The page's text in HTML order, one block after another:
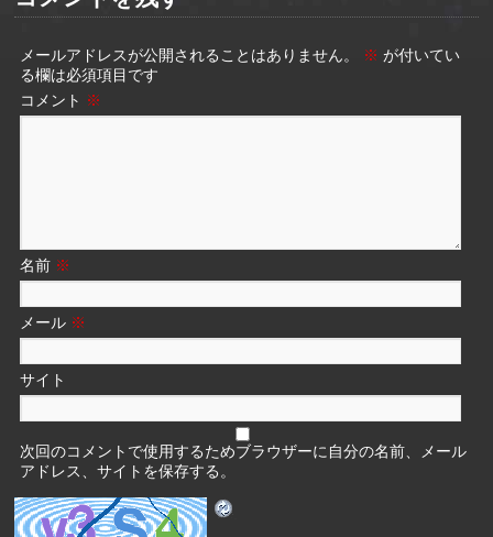
メールアドレスが公開されることはありません。 ※ が付いてい
る欄は必須項目です
コメント ※
名前 ※
メール ※
サイト
次回のコメントで使用するためブラウザーに自分の名前、メール
アドレス、サイトを保存する。